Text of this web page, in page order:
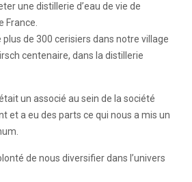
une distillerie d’eau de vie de
France.
de 300 cerisiers dans notre village
centenaire, dans la distillerie
un associé au sein de la société
et a eu des parts ce qui nous a mis un
de nous diversifier dans l’univers